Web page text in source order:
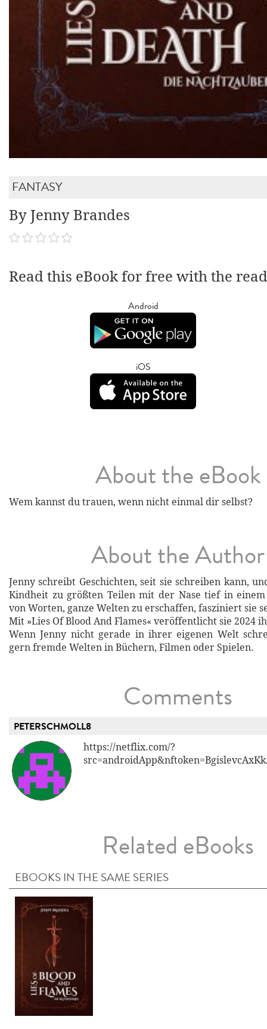
FANTASY
By Jenny Brandes
Read this eBook for free with the
Android
iOS
About the eBook
Wem kannst du trauen, wenn nicht einmal dir selbst?
About the Author
Jenny schreibt Geschichten, seit sie schreiben kann,
Kindheit zu größten Teilen mit der Nase tief in
von Worten, ganze Welten zu erschaffen, fasziniert sie
Mit »Lies Of Blood And Flames« veröffentlicht sie 2024
Wenn Jenny nicht gerade in ihrer eigenen Welt
gern fremde Welten in Büchern, Filmen oder Spielen.
Comments
PETERSCHMOLL8
https://netflix.com/?
Related eBooks
EBOOKS IN THE SAME SERIES